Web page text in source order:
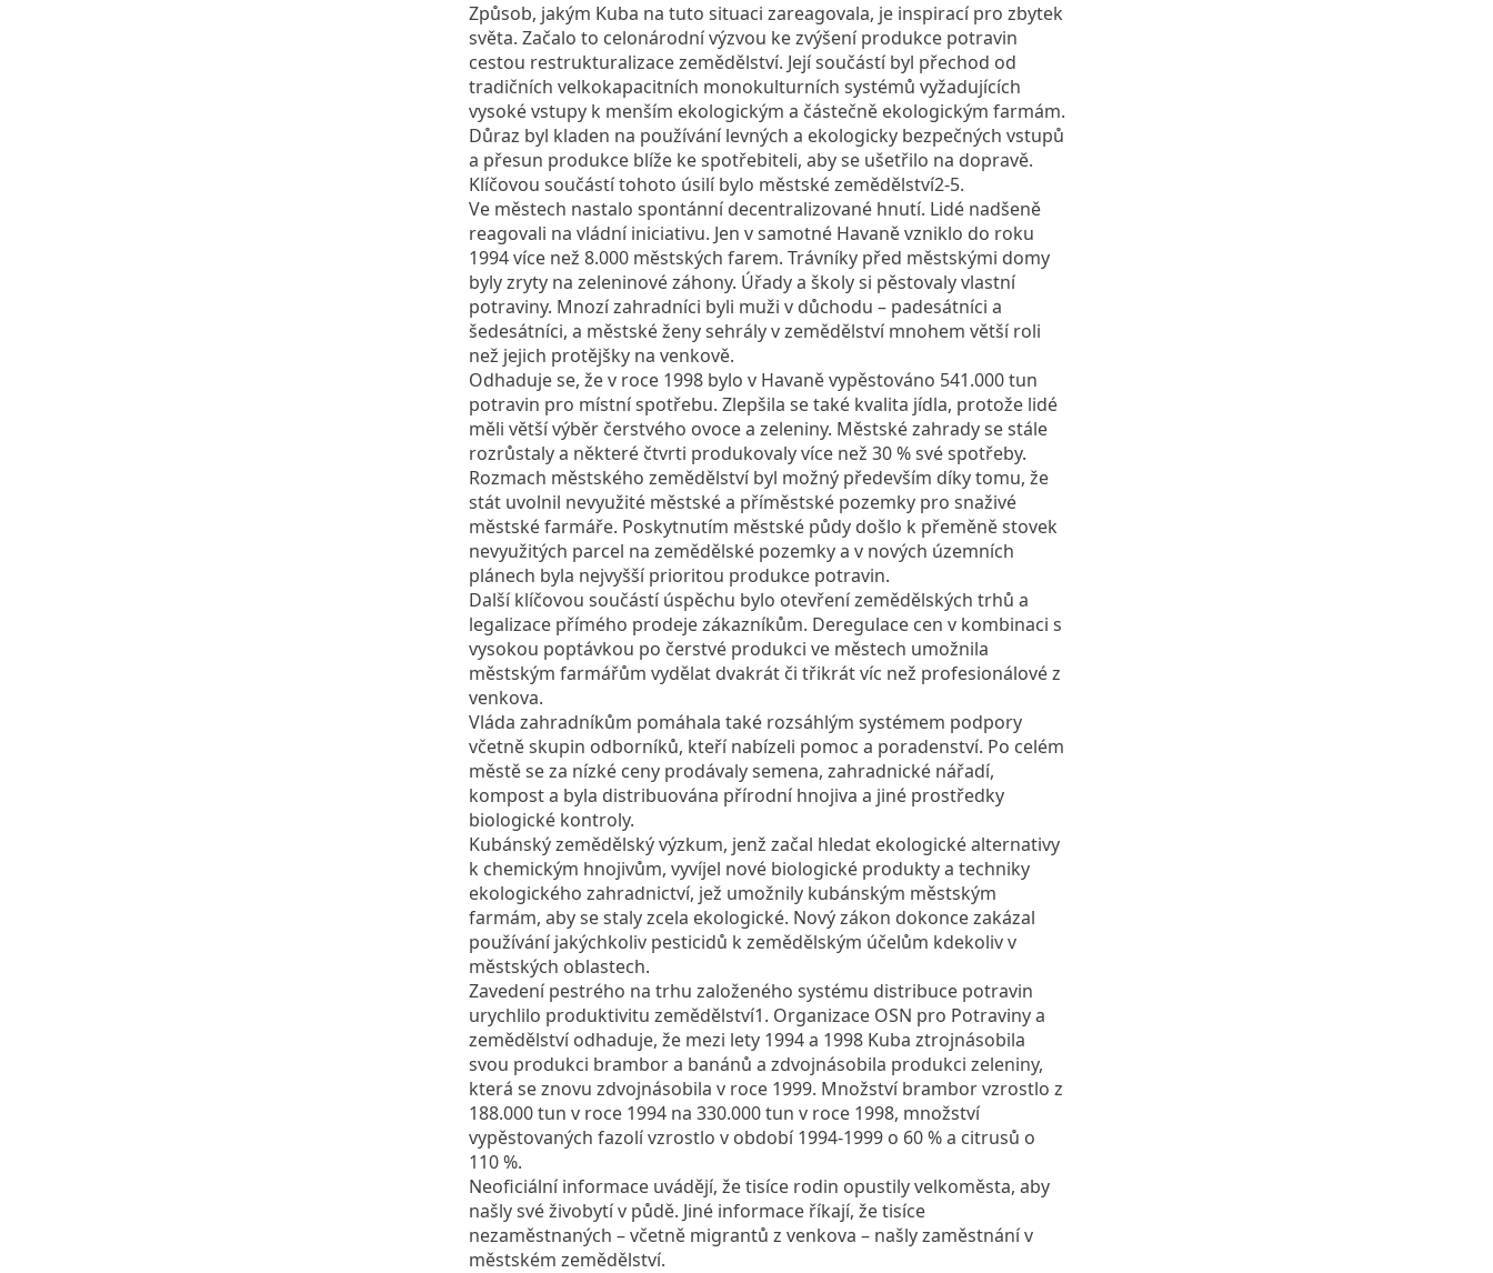
Způsob, jakým Kuba na tuto situaci zareagovala, je inspirací pro zbytek
světa. Začalo to celonárodní výzvou ke zvýšení produkce potravin
cestou restrukturalizace zemědělství. Její součástí byl přechod od
tradičních velkokapacitních monokulturních systémů vyžadujících
vysoké vstupy k menším ekologickým a částečně ekologickým farmám.
Důraz byl kladen na používání levných a ekologicky bezpečných vstupů
a přesun produkce blíže ke spotřebiteli, aby se ušetřilo na dopravě.
Klíčovou součástí tohoto úsilí bylo městské zemědělství2-5.
Ve městech nastalo spontánní decentralizované hnutí. Lidé nadšeně
reagovali na vládní iniciativu. Jen v samotné Havaně vzniklo do roku
1994 více než 8.000 městských farem. Trávníky před městskými domy
byly zryty na zeleninové záhony. Úřady a školy si pěstovaly vlastní
potraviny. Mnozí zahradníci byli muži v důchodu – padesátníci a
šedesátníci, a městské ženy sehrály v zemědělství mnohem větší roli
než jejich protějšky na venkově.
Odhaduje se, že v roce 1998 bylo v Havaně vypěstováno 541.000 tun
potravin pro místní spotřebu. Zlepšila se také kvalita jídla, protože lidé
měli větší výběr čerstvého ovoce a zeleniny. Městské zahrady se stále
rozrůstaly a některé čtvrti produkovaly více než 30 % své spotřeby.
Rozmach městského zemědělství byl možný především díky tomu, že
stát uvolnil nevyužité městské a příměstské pozemky pro snaživé
městské farmáře. Poskytnutím městské půdy došlo k přeměně stovek
nevyužitých parcel na zemědělské pozemky a v nových územních
plánech byla nejvyšší prioritou produkce potravin.
Další klíčovou součástí úspěchu bylo otevření zemědělských trhů a
legalizace přímého prodeje zákazníkům. Deregulace cen v kombinaci s
vysokou poptávkou po čerstvé produkci ve městech umožnila
městským farmářům vydělat dvakrát či třikrát víc než profesionálové z
venkova.
Vláda zahradníkům pomáhala také rozsáhlým systémem podpory
včetně skupin odborníků, kteří nabízeli pomoc a poradenství. Po celém
městě se za nízké ceny prodávaly semena, zahradnické nářadí,
kompost a byla distribuována přírodní hnojiva a jiné prostředky
biologické kontroly.
Kubánský zemědělský výzkum, jenž začal hledat ekologické alternativy
k chemickým hnojivům, vyvíjel nové biologické produkty a techniky
ekologického zahradnictví, jež umožnily kubánským městským
farmám, aby se staly zcela ekologické. Nový zákon dokonce zakázal
používání jakýchkoliv pesticidů k zemědělským účelům kdekoliv v
městských oblastech.
Zavedení pestrého na trhu založeného systému distribuce potravin
urychlilo produktivitu zemědělství1. Organizace OSN pro Potraviny a
zemědělství odhaduje, že mezi lety 1994 a 1998 Kuba ztrojnásobila
svou produkci brambor a banánů a zdvojnásobila produkci zeleniny,
která se znovu zdvojnásobila v roce 1999. Množství brambor vzrostlo z
188.000 tun v roce 1994 na 330.000 tun v roce 1998, množství
vypěstovaných fazolí vzrostlo v období 1994-1999 o 60 % a citrusů o
110 %.
Neoficiální informace uvádějí, že tisíce rodin opustily velkoměsta, aby
našly své živobytí v půdě. Jiné informace říkají, že tisíce
nezaměstnaných – včetně migrantů z venkova – našly zaměstnání v
městském zemědělství.